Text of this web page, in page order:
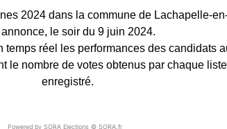
2024 dans la commune de Lachapelle-
annonce, le soir du 9 juin 2024.
temps réel les performances des candidats
le nombre de votes obtenus par chaque
enregistré.
Powered by SORA Elections © SORA.fr